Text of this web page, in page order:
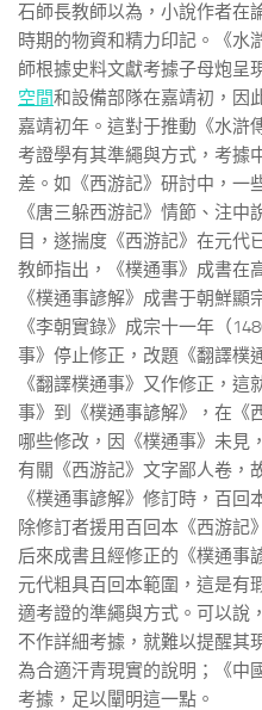
石師長教師以為，小說作者在
時期的物資和精力印記。《水
師根據史料文獻考據子母炮呈
空間和設備部隊在嘉靖初，因
嘉靖初年。這對于推動《水滸
考證學有其準繩與方式，考據
差。如《西游記》研討中，一
《唐三躲西游記》情節、注
目，遂揣度《西游記》在元代
教師指出，《樸通事》成書在
《樸通事諺解》成書于朝鮮
《李朝實錄》成宗十一年（
事》停止修正，改題《翻譯樸
《翻譯樸通事》又作修正，
事》到《樸通事諺解》，在《
哪些修改，因《樸通事》未見
有關《西游記》文字鄙人卷，
《樸通事諺解》修訂時，百
除修訂者援用百回本《西游記
后來成書且經修正的《樸通事
元代粗具百回本範圍，這是有
適考證的準繩與方式。可以說
不作詳細考據，就難以提醒其
為合適汗青現實的說明；《中
考據，足以闡明這一點。